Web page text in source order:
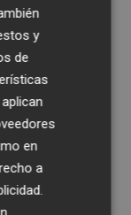
si se pone
para que
alcancen
año hasta
en
de la deuda
y
de
en
a
.